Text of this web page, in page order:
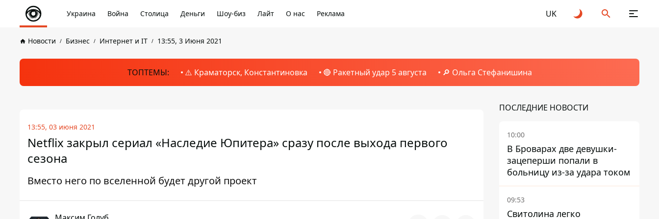
Украина Война Столица Деньги Шоу-биз Лайт О нас Реклама UK
Новости Бизнес Интернет и IT 13:55, 3 Июня 2021
ТОПТЕМЫ: ⚠️ Краматорск, Константиновка 🔴 Ракетный удар 5 августа 🔎 Ольга Стефанишина
13:55, 03 июня 2021
Netflix закрыл сериал «Наследие Юпитера» сразу после выхода первого
сезона
Вместо него по вселенной будет другой проект
ПОСЛЕДНИЕ НОВОСТИ
10:00
В Броварах две девушки-
зацеперши попали в
больницу из-за удара током
09:53
Свитолина легко